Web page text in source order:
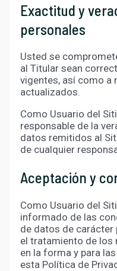
Exactitud y
personales
Usted se
al Titular sean
vigentes, así como a
actualizados.
Como Usuario del
responsable de la
datos remitidos al
de cualquier
Aceptación y
Como Usuario del
informado de las
de datos de carácter
el tratamiento de los
en la forma y para
esta Política de